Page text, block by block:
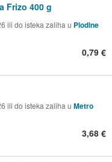
Frizo 400 g
ili do isteka zaliha u Plodine
0,79 €
ili do isteka zaliha u Metro
3,68 €